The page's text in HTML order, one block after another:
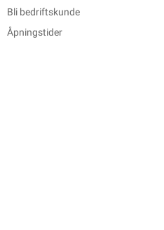
Bli bedriftskunde
Åpningstider